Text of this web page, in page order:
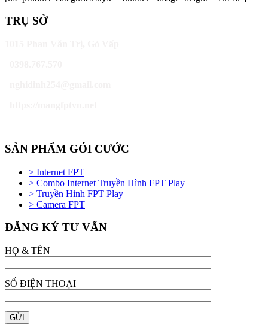
TRỤ SỞ
SẢN PHẨM GÓI CƯỚC
> Internet FPT
> Combo Internet Truyền Hình FPT Play
> Truyền Hình FPT Play
> Camera FPT
ĐĂNG KÝ TƯ VẤN
HỌ & TÊN
SỐ ĐIỆN THOẠI